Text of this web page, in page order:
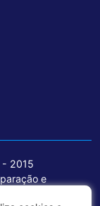
- 2015
e
tecnologia de